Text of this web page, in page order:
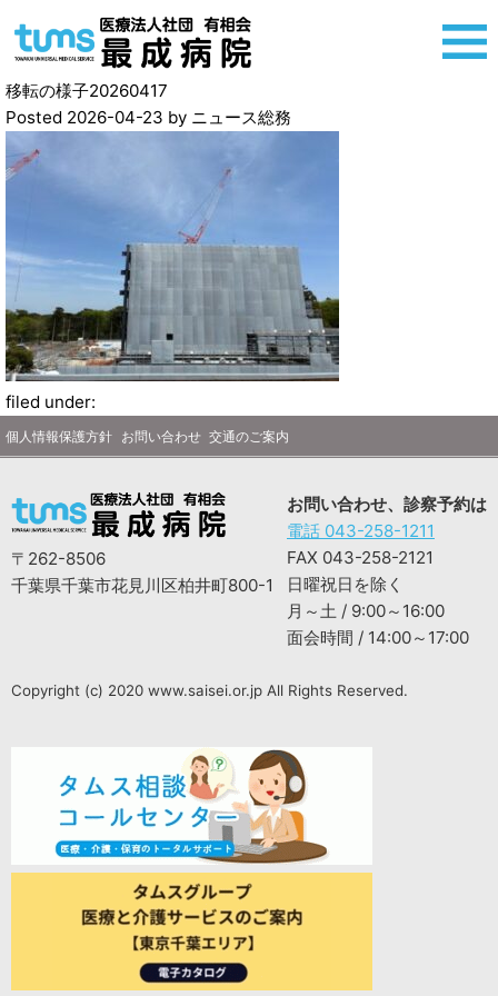
移転の様子20260417
Posted 2026-04-23 by ニュース総務
filed under:
個人情報保護方針 お問い合わせ 交通のご案内
〒262-8506
千葉県千葉市花見川区柏井町800-1
お問い合わせ、診察予約は
電話 043-258-1211
FAX 043-258-2121
日曜祝日を除く
月～土 / 9:00～16:00
面会時間 / 14:00～17:00
Copyright (c) 2020 www.saisei.or.jp All Rights Reserved.